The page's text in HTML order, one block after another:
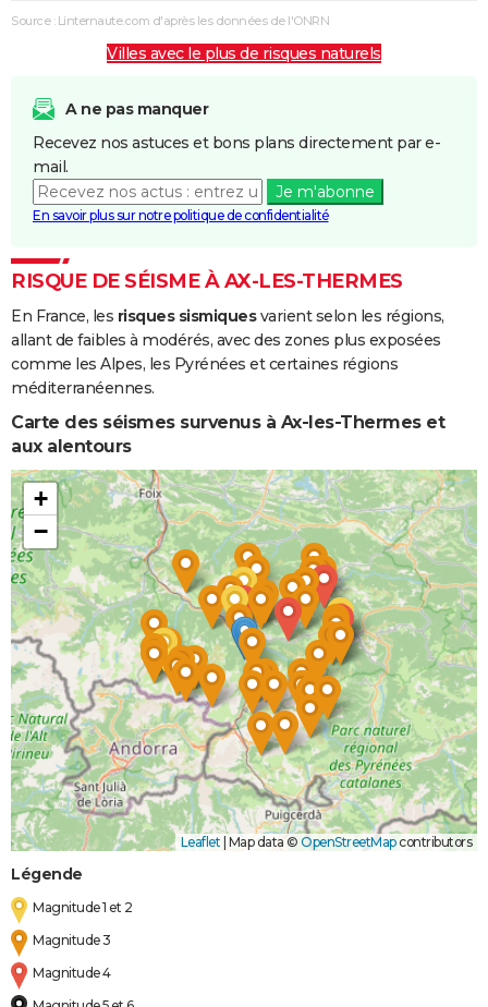
Coulées de
et/ou
Source : Linternaute.com d'après les données de l'ONRN
Villes avec le plus de risques naturels
A ne pas manquer
Recevez nos astuces et bons plans directement par e-
mail.
Je m'abonne
En savoir plus sur notre politique de confidentialité
RISQUE DE SÉISME À AX-LES-THERMES
En France, les risques sismiquesvarient selon les régions,
allant de faibles à modérés, avec des zones plus exposées
comme les Alpes, les Pyrénées et certaines régions
méditerranéennes.
Carte des séismes survenus à Ax-les-Thermes et
aux alentours
+
−
Leaflet Map data © OpenStreetMapcontributors
Légende
Magnitude 1 et 2
Magnitude 3
Magnitude 4